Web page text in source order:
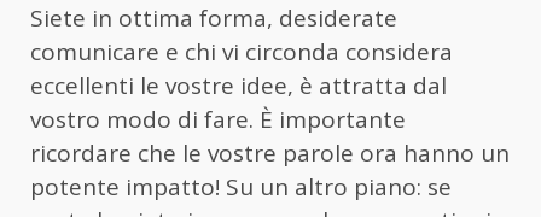
Siete in ottima forma, desiderate
comunicare e chi vi circonda considera
eccellenti le vostre idee, è attratta dal
vostro modo di fare. È importante
ricordare che le vostre parole ora hanno un
potente impatto! Su un altro piano: se